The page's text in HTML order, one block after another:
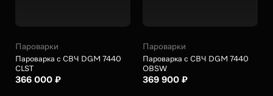
Пароварки
Пароварка с СВЧ DGM 7440
CLST
366 000 ₽
Пароварки
Пароварка с СВЧ DGM 7440
OBSW
369 900 ₽